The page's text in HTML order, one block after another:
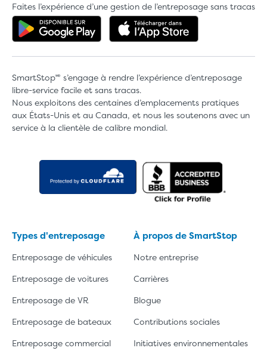
Faites l’expérience d’une gestion de l’entreposage sans tracas
Obtenez l'application dans Google
SmartStop🅫 s’engage à rendre l’expérience d’entreposage
libre-service facile et sans tracas.
Nous exploitons des centaines d’emplacements pratiques
aux États-Unis et au Canada, et nous les soutenons avec un
service à la clientèle de calibre mondial.
Types d'entreposage
Entreposage de véhicules
Entreposage de voitures
Entreposage de VR
Entreposage de bateaux
Entreposage commercial
À propos de SmartStop
Notre entreprise
Carrières
Blogue
Contributions sociales
Initiatives environnementales